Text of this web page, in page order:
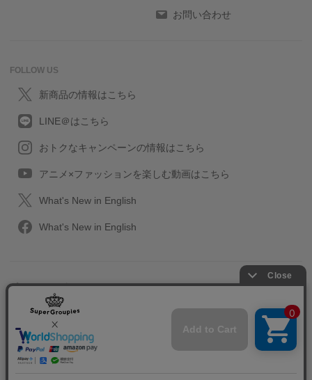
お問い合わせ
FOLLOW US
新商品の情報はこちら
LINE＠はこちら
おトクなキャンペーンの情報はこちら
アニメ×ファッションを楽しむ動画はこちら
What's New in English
What's New in English
プライバシーポリシー
特定取引に関する法律
会社情報/採用情報